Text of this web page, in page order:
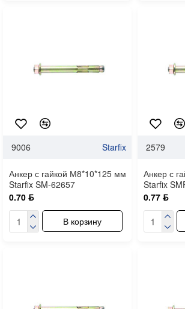
9006 Starfix
Анкер с гайкой М8*10*125 мм
Starfix SM-62657
0.70 ƃ
В корзину
2579
Анкер с
Starfix
0.77 ƃ